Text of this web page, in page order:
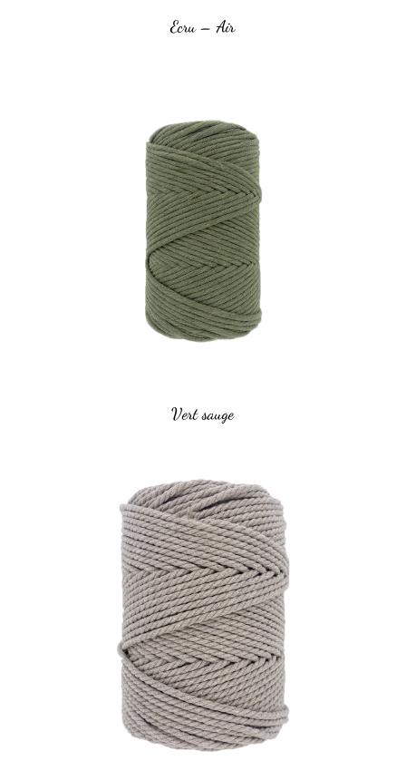
Ecru – Air
Vert sauge